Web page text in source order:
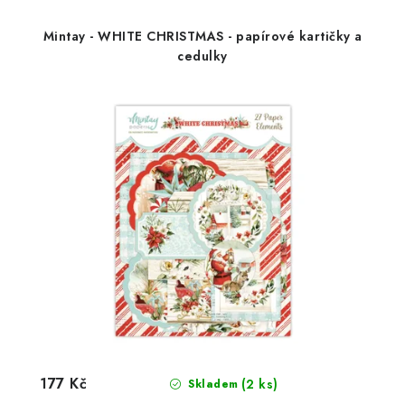
Mintay - WHITE CHRISTMAS - papírové kartičky a
cedulky
Skladem (2 ks)
177 Kč